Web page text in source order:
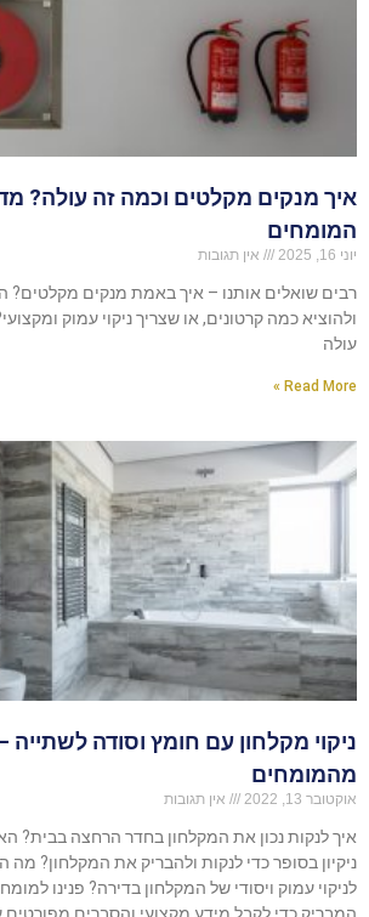
איך מנקים מקלטים וכמה זה עולה?
המומחים
יוני 16, 2025 אין תגובות
רבים שואלים אותנו – איך באמת מנקים
ולהוציא כמה קרטונים, או שצריך ניקוי עמוק
עולה
Read More »
ניקוי מקלחון עם חומץ וסודה
מהמומחים
אוקטובר 13, 2022 אין תגובות
איך לנקות נכון את המקלחון בחדר הרחצה בבית?
ניקיון בסופר כדי לנקות ולהבריק את המקלחון?
לניקוי עמוק ויסודי של המקלחון בדירה? פנינו